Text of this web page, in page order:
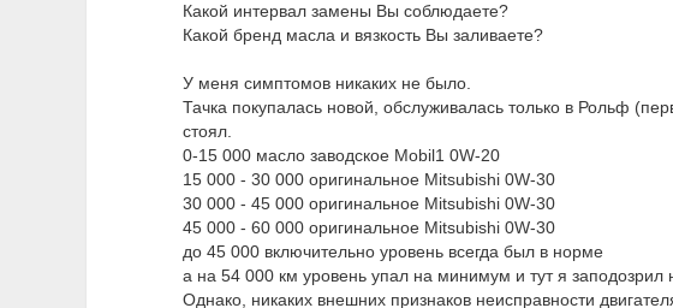
Какой интервал замены Вы соблюдаете?
Какой бренд масла и вязкость Вы заливаете?
У меня симптомов никаких не было.
Тачка покупалась новой, обслуживалась только в Рольф
стоял.
0-15 000 масло заводское Mobil1 0W-20
15 000 - 30 000 оригинальное Mitsubishi 0W-30
30 000 - 45 000 оригинальное Mitsubishi 0W-30
45 000 - 60 000 оригинальное Mitsubishi 0W-30
до 45 000 включительно уровень всегда был в норме
а на 54 000 км уровень упал на минимум и тут я заподозрил
Однако, никаких внешних признаков неисправности